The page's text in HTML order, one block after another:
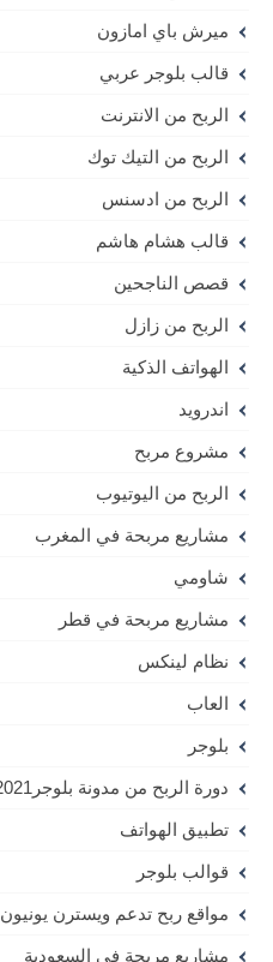
ميرش باي امازون
قالب بلوجر عربي
الربح من الانترنت
الربح من التيك توك
الربح من ادسنس
قالب هشام هاشم
قصص الناجحين
الربح من زازل
الهواتف الذكية
اندرويد
مشروع مربح
الربح من اليوتيوب
مشاريع مربحة في المغرب
شاومي
مشاريع مربحة في قطر
نظام لينكس
العاب
بلوجر
دورة الربح من مدونة بلوجر2021
تطبيق الهواتف
قوالب بلوجر
مواقع ربح تدعم ويسترن يونيون
مشاريع مربحة في السعودية